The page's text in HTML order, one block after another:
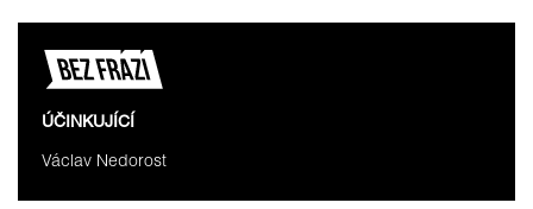
ÚČINKUJÍCÍ
Václav Nedorost